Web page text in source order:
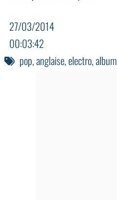
27/03/2014
00:03:42
pop,anglaise,electro,album